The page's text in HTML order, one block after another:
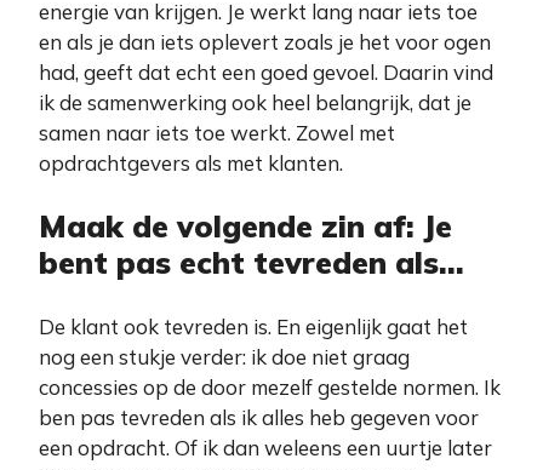
energie van krijgen. Je werkt lang naar iets toe
en als je dan iets oplevert zoals je het voor ogen
had, geeft dat echt een goed gevoel. Daarin vind
ik de samenwerking ook heel belangrijk, dat je
samen naar iets toe werkt. Zowel met
opdrachtgevers als met klanten.
Maak de volgende zin af: Je
bent pas echt tevreden als…
De klant ook tevreden is. En eigenlijk gaat het
nog een stukje verder: ik doe niet graag
concessies op de door mezelf gestelde normen. Ik
ben pas tevreden als ik alles heb gegeven voor
een opdracht. Of ik dan weleens een uurtje later